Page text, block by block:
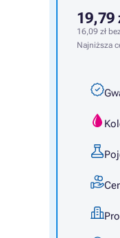
19,79
16,09 zł
Najniższa